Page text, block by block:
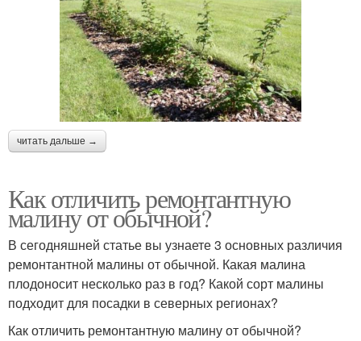
читать дальше →
Как отличить ремонтантную
малину от обычной?
В сегодняшней статье вы узнаете 3 основных различия
ремонтантной малины от обычной. Какая малина
плодоносит несколько раз в год? Какой сорт малины
подходит для посадки в северных регионах?
Как отличить ремонтантную малину от обычной?